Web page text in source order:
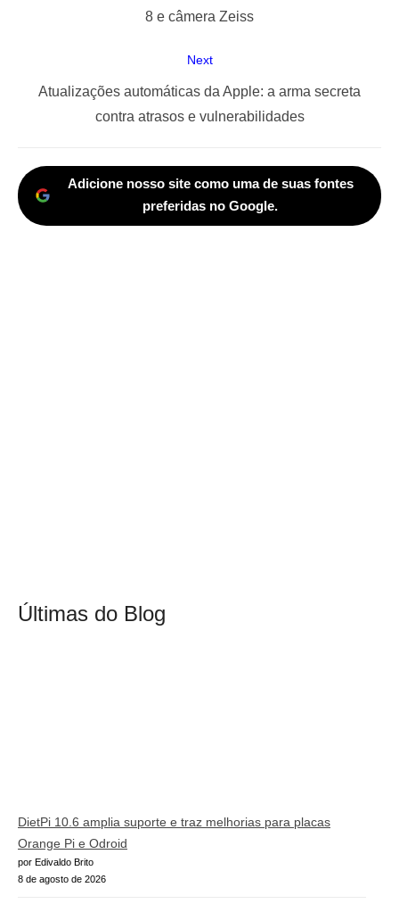
8 e câmera Zeiss
Next
Next
Atualizações automáticas da Apple: a arma secreta
contra atrasos e vulnerabilidades
Adicione nosso site como uma de suas fontes
preferidas no Google.
Últimas do Blog
DietPi 10.6 amplia suporte e traz melhorias para placas
Orange Pi e Odroid
por Edivaldo Brito
8 de agosto de 2026